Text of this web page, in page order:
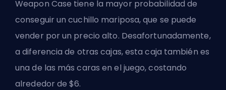
Weapon Case tiene la mayor probabilidad de
conseguir un cuchillo mariposa, que se puede
vender por un precio alto. Desafortunadamente,
a diferencia de otras cajas, esta caja también es
una de las más caras en el juego, costando
alrededor de $6.